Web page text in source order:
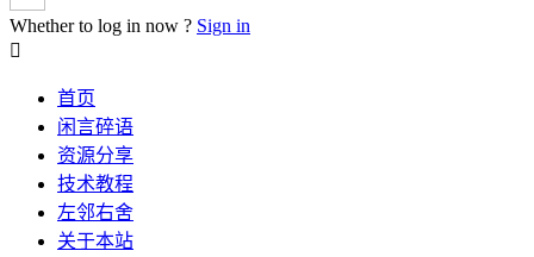
Whether to log in now ? Sign in

首页
闲言碎语
资源分享
技术教程
左邻右舍
关于本站